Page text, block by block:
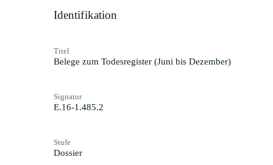
Identifikation
Titel
Belege zum Todesregister (Juni bis Dezember)
Signatur
E.16-1.485.2
Stufe
Dossier